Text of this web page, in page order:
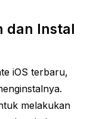
dan Instal
iOS terbaru,
melakukan